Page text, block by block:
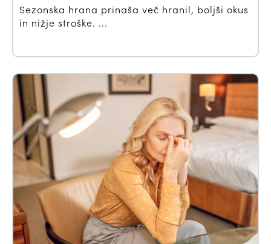
Sezonska hrana prinaša več hranil, boljši okus
in nižje stroške. ...